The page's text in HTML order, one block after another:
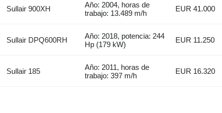
Sullair 900XH
Año: 2004, horas de
trabajo: 13.489 m/h
EUR 41.000
Sullair DPQ600RH
Año: 2018, potencia: 244
Hp (179 kW)
EUR 11.250
Sullair 185
Año: 2011, horas de
trabajo: 397 m/h
EUR 16.320